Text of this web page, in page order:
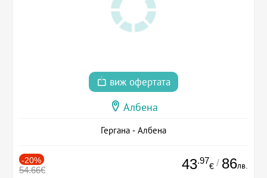
виж офертата
Албена
Гергана - Албена
-20%
54.66€ 43.97
€ / 86лв.